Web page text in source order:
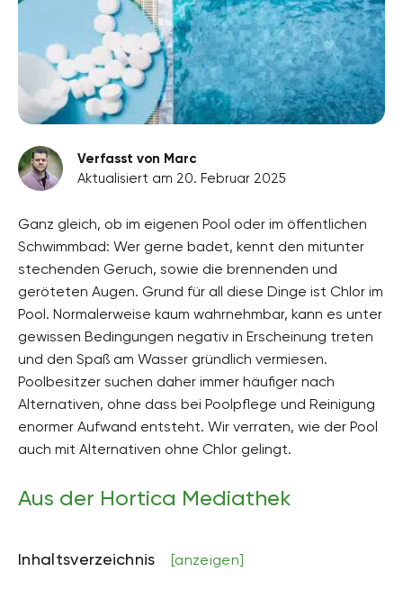
Verfasst von Marc
Aktualisiert am 20. Februar 2025
Ganz gleich, ob im eigenen Pool oder im öffentlichen
Schwimmbad: Wer gerne badet, kennt den mitunter
stechenden Geruch, sowie die brennenden und
geröteten Augen. Grund für all diese Dinge ist Chlor im
Pool. Normalerweise kaum wahrnehmbar, kann es unter
gewissen Bedingungen negativ in Erscheinung treten
und den Spaß am Wasser gründlich vermiesen.
Poolbesitzer suchen daher immer häufiger nach
Alternativen, ohne dass bei Poolpflege und Reinigung
enormer Aufwand entsteht. Wir verraten, wie der Pool
auch mit Alternativen ohne Chlor gelingt.
Aus der Hortica Mediathek
Inhaltsverzeichnis [anzeigen]